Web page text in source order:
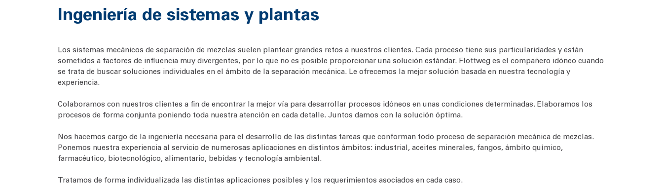
Ingeniería de sistemas y plantas
Los sistemas mecánicos de separación de mezclas suelen plantear grandes retos a nuestros clientes. Cada proceso tiene sus particularidades y están
sometidos a factores de influencia muy divergentes, por lo que no es posible proporcionar una solución estándar. Flottweg es el compañero idóneo cuando
se trata de buscar soluciones individuales en el ámbito de la separación mecánica. Le ofrecemos la mejor solución basada en nuestra tecnología y
experiencia.
Colaboramos con nuestros clientes a fin de encontrar la mejor vía para desarrollar procesos idóneos en unas condiciones determinadas. Elaboramos los
procesos de forma conjunta poniendo toda nuestra atención en cada detalle. Juntos damos con la solución óptima.
Nos hacemos cargo de la ingeniería necesaria para el desarrollo de las distintas tareas que conforman todo proceso de separación mecánica de mezclas.
Ponemos nuestra experiencia al servicio de numerosas aplicaciones en distintos ámbitos: industrial, aceites minerales, fangos, ámbito químico,
farmacéutico, biotecnológico, alimentario, bebidas y tecnología ambiental.
Tratamos de forma individualizada las distintas aplicaciones posibles y los requerimientos asociados en cada caso.